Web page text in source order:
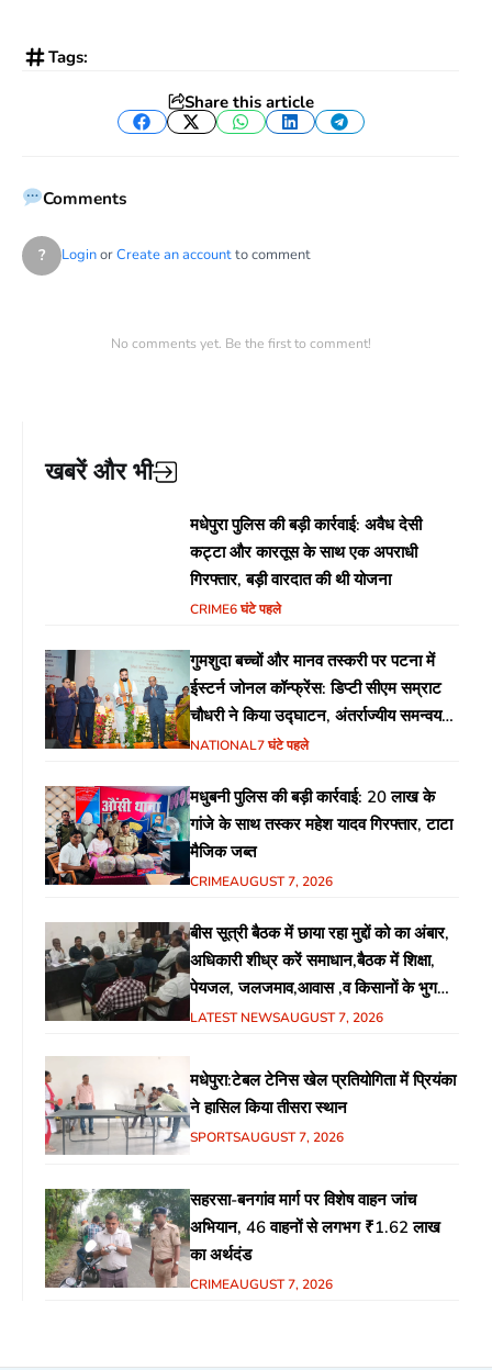
Tags:
Share this article
Facebook
TwitterWhatsApp
LinkedInTelegram
Comments
? LoginorCreate an accountto comment
No comments yet. Be the first to comment!
खबरें और भी
मधेपुरा पुलिस की बड़ी कार्रवाई: अवैध देसी
कट्टा और कारतूस के साथ एक अपराधी
गिरफ्तार, बड़ी वारदात की थी योजना
CRIME6 घंटे पहले
गुमशुदा बच्चों और मानव तस्करी पर पटना में
ईस्टर्न जोनल कॉन्फ्रेंस: डिप्टी सीएम सम्राट
चौधरी ने किया उद्घाटन, अंतर्राज्यीय समन्वय
पर जोर
NATIONAL7 घंटे पहले
मधुबनी पुलिस की बड़ी कार्रवाई: 20 लाख के
गांजे के साथ तस्कर महेश यादव गिरफ्तार, टाटा
मैजिक जब्त
CRIMEAUGUST 7, 2026
बीस सूत्री बैठक में छाया रहा मुद्दों को का अंबार,
अधिकारी शीध्र करें समाधान,बैठक में शिक्षा,
पेयजल, जलजमाव,आवास ,व किसानों के भुगतान
का उठा मुद्दा
LATEST NEWSAUGUST 7, 2026
मधेपुरा:टेबल टेनिस खेल प्रतियोगिता में प्रियंका
ने हासिल किया तीसरा स्थान
SPORTSAUGUST 7, 2026
सहरसा-बनगांव मार्ग पर विशेष वाहन जांच
अभियान, 46 वाहनों से लगभग ₹1.62 लाख
का अर्थदंड
CRIMEAUGUST 7, 2026